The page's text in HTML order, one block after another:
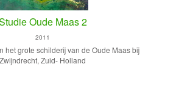
Oude Maas 2
2011
het grote schilderij van de Oude Maas bij
Zwijndrecht, Zuid- Holland